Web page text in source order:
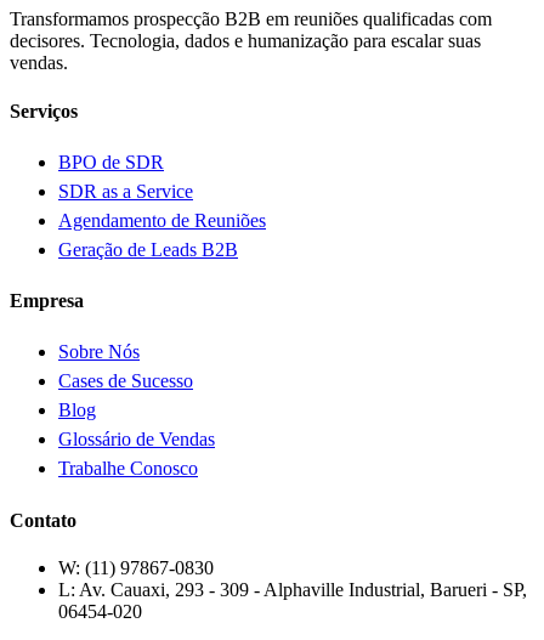
Transformamos prospecção B2B em reuniões qualificadas com
decisores. Tecnologia, dados e humanização para escalar suas
vendas.
Serviços
BPO de SDR
SDR as a Service
Agendamento de Reuniões
Geração de Leads B2B
Empresa
Sobre Nós
Cases de Sucesso
Blog
Glossário de Vendas
Trabalhe Conosco
Contato
W: (11) 97867-0830
L: Av. Cauaxi, 293 - 309 - Alphaville Industrial, Barueri - SP,
06454-020